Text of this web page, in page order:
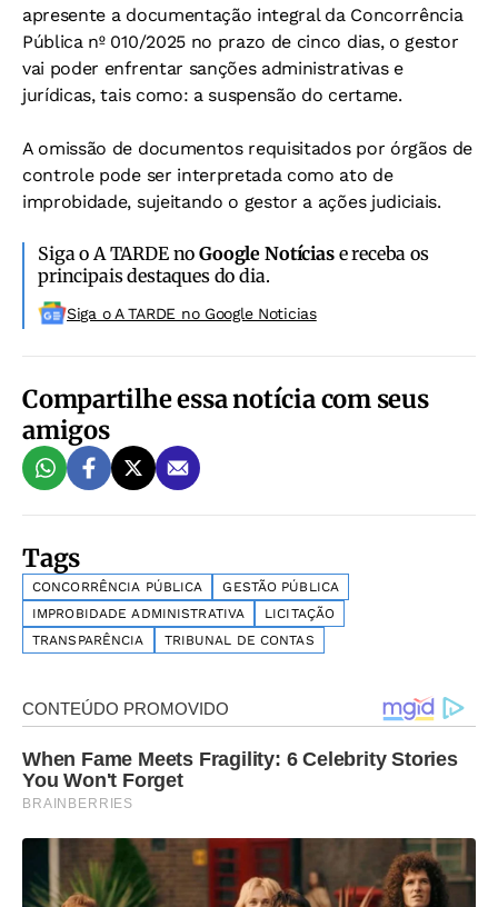
apresente a documentação integral da Concorrência
Pública nº 010/2025 no prazo de cinco dias, o gestor
vai poder enfrentar sanções administrativas e
jurídicas, tais como: a suspensão do certame.
A omissão de documentos requisitados por órgãos de
controle pode ser interpretada como ato de
improbidade, sujeitando o gestor a ações judiciais.
Siga o A TARDE noGoogle Notíciase receba os
principais destaques do dia.
Siga o A TARDE no Google Noticias
Compartilhe essa notícia com seus
amigos
Tags
CONCORRÊNCIA PÚBLICA
GESTÃO PÚBLICA
IMPROBIDADE ADMINISTRATIVA
LICITAÇÃO
TRANSPARÊNCIA
TRIBUNAL DE CONTAS